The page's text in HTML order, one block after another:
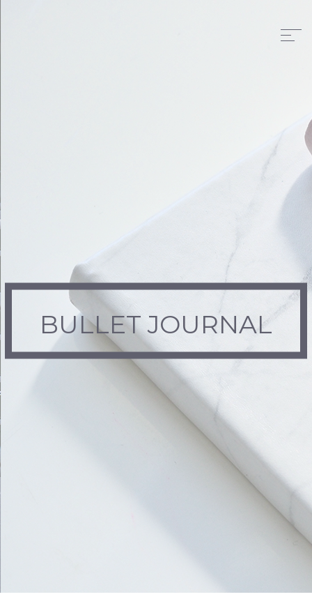
BULLET JOURNAL